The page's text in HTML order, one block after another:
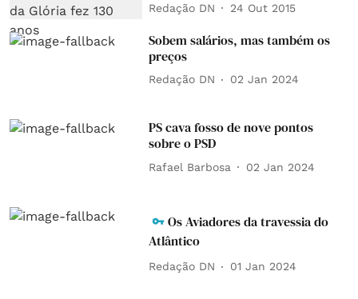
Redação DN 24 Out 2015
Sobem salários, mas também os
preços
Redação DN 02 Jan 2024
PS cava fosso de nove pontos
sobre o PSD
Rafael Barbosa 02 Jan 2024
Os Aviadores da travessia do
Atlântico
Redação DN 01 Jan 2024